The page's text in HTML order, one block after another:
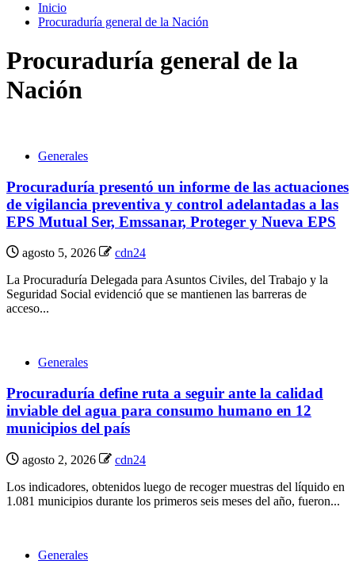
Inicio
Procuraduría general de la Nación
Procuraduría general de la
Nación
Generales
Procuraduría presentó un informe de las actuaciones
de vigilancia preventiva y control adelantadas a las
EPS Mutual Ser, Emssanar, Proteger y Nueva EPS
agosto 5, 2026
cdn24
La Procuraduría Delegada para Asuntos Civiles, del Trabajo y la
Seguridad Social evidenció que se mantienen las barreras de
acceso...
Generales
Procuraduría define ruta a seguir ante la calidad
inviable del agua para consumo humano en 12
municipios del país
agosto 2, 2026
cdn24
Los indicadores, obtenidos luego de recoger muestras del líquido en
1.081 municipios durante los primeros seis meses del año, fueron...
Generales